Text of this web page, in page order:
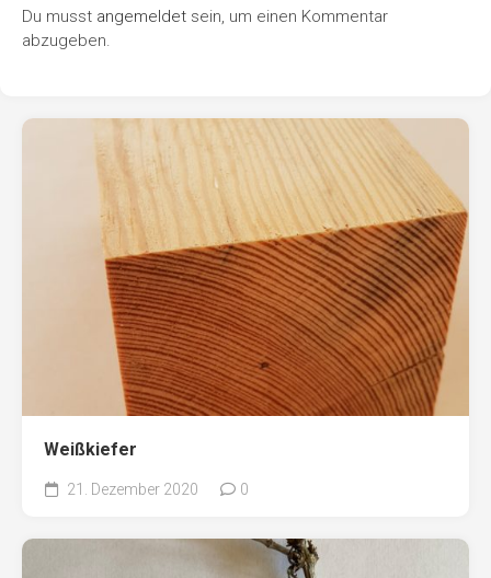
Du musst angemeldet sein, um einen Kommentar
abzugeben.
Weißkiefer
21. Dezember 2020 0